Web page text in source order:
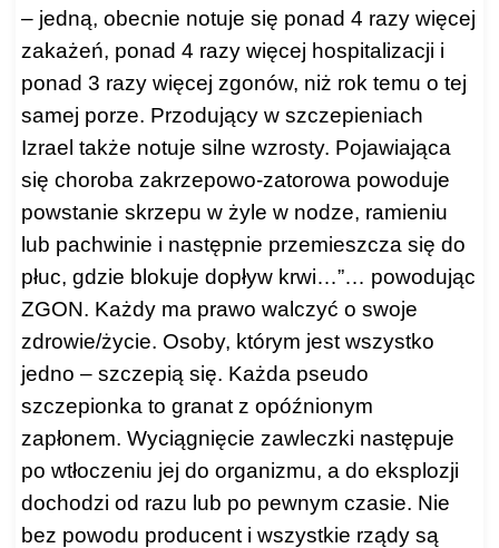
– jedną, obecnie notuje się ponad 4 razy więcej
zakażeń, ponad 4 razy więcej hospitalizacji i
ponad 3 razy więcej zgonów, niż rok temu o tej
samej porze. Przodujący w szczepieniach
Izrael także notuje silne wzrosty. Pojawiająca
się choroba zakrzepowo-zatorowa powoduje
powstanie skrzepu w żyle w nodze, ramieniu
lub pachwinie i następnie przemieszcza się do
płuc, gdzie blokuje dopływ krwi…”… powodując
ZGON. Każdy ma prawo walczyć o swoje
zdrowie/życie. Osoby, którym jest wszystko
jedno – szczepią się. Każda pseudo
szczepionka to granat z opóźnionym
zapłonem. Wyciągnięcie zawleczki następuje
po wtłoczeniu jej do organizmu, a do eksplozji
dochodzi od razu lub po pewnym czasie. Nie
bez powodu producent i wszystkie rządy są